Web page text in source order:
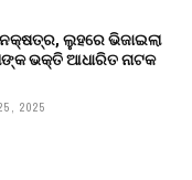
ଲୁହରେ ଭିଜାଇଲା
ଭକ୍ତି ଆଧାରିତ ନାଟକ
2025